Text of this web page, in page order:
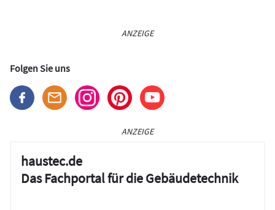
ANZEIGE
Folgen Sie uns
ANZEIGE
haustec.de
Das Fachportal für die Gebäudetechnik